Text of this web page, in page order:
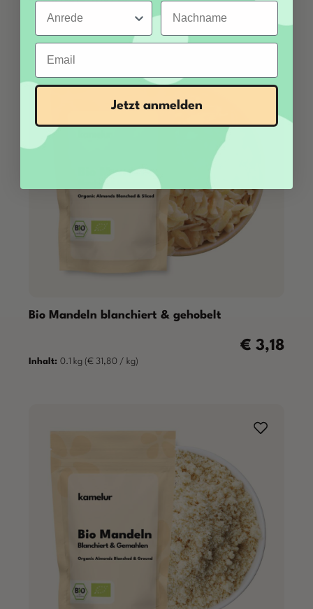
Bio Mandeln blanchiert & gehobelt
Regulärer
€ 3,18
Inhalt: 0.1 kg (€ 31,80 / kg)
Anrede Nachname
Email
Jetzt anmelden